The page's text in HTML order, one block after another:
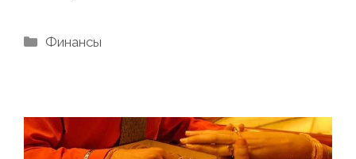
Рубрики
Финансы